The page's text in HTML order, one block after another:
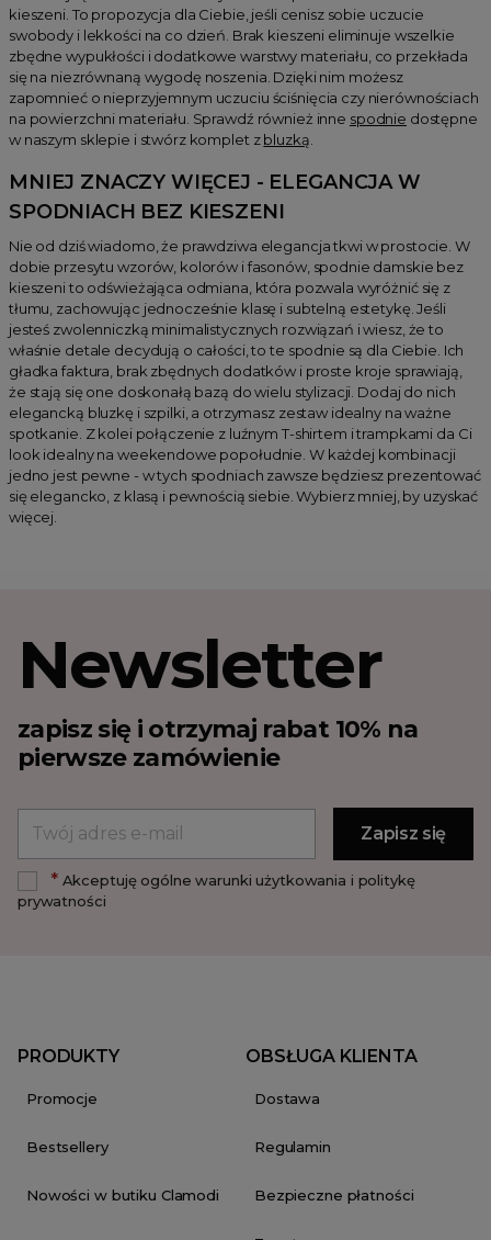
kieszeni. To propozycja dla Ciebie, jeśli cenisz sobie uczucie
swobody i lekkości na co dzień. Brak kieszeni eliminuje wszelkie
zbędne wypukłości i dodatkowe warstwy materiału, co przekłada
się na niezrównaną wygodę noszenia. Dzięki nim możesz
zapomnieć o nieprzyjemnym uczuciu ściśnięcia czy nierównościach
na powierzchni materiału. Sprawdź również inne spodnie dostępne
w naszym sklepie i stwórz komplet zbluzką
MNIEJ ZNACZY WIĘCEJ - ELEGANCJA W
SPODNIACH BEZ KIESZENI
Nie od dziś wiadomo, że prawdziwa elegancja tkwi w prostocie. W
dobie przesytu wzorów, kolorów i fasonów, spodnie damskie bez
kieszeni to odświeżająca odmiana, która pozwala wyróżnić się z
tłumu, zachowując jednocześnie klasę i subtelną estetykę. Jeśli
jesteś zwolenniczką minimalistycznych rozwiązań i wiesz, że to
właśnie detale decydują o całości, to te spodnie są dla Ciebie. Ich
gładka faktura, brak zbędnych dodatków i proste kroje sprawiają,
że stają się one doskonałą bazą do wielu stylizacji. Dodaj do nich
elegancką bluzkę i szpilki, a otrzymasz zestaw idealny na ważne
spotkanie. Z kolei połączenie z luźnym T-shirtem i trampkami da Ci
look idealny na weekendowe popołudnie. W każdej kombinacji
jedno jest pewne - w tych spodniach zawsze będziesz prezentować
się elegancko, z klasą i pewnością siebie. Wybierz mniej, by uzyskać
więcej.
Newsletter
zapisz się i otrzymaj rabat 10% na
pierwsze zamówienie
*Akceptuję ogólne warunki użytkowania i politykę
prywatności
PRODUKTY
Promocje
Bestsellery
Nowości w butiku Clamodi
OBSŁUGA KLIENTA
Dostawa
Regulamin
Bezpieczne płatności